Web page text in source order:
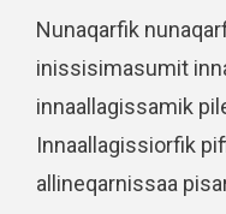
Nunaqarfik
inissisimasumit
innaallagissamik
Innaallagissiorfik
allineqarnissaa